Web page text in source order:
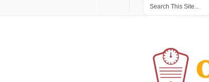
Typ skóry i potrzeby